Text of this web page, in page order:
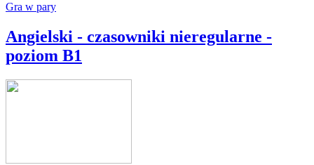
Gra w pary
Angielski - czasowniki nieregularne -
poziom B1